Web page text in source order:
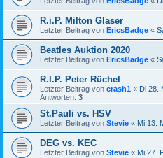
R.i.P. Milton Glaser
Letzter Beitrag von EricsBadge «
Beatles Auktion 2020
Letzter Beitrag von EricsBadge «
R.I.P. Peter Rüchel
Letzter Beitrag von crash1 « Di 28.
Antworten: 3
St.Pauli vs. HSV
Letzter Beitrag von Stevie « Mi 13.
DEG vs. KEC
Letzter Beitrag von Stevie « Mi 27.